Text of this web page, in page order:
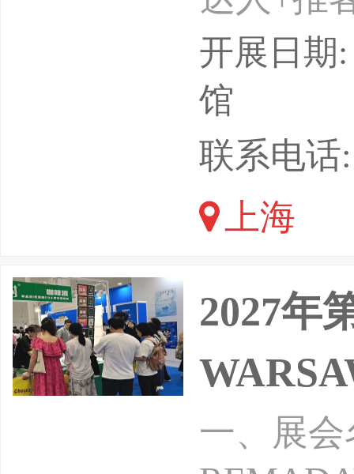
24-26日
会介绍
十四届
届展会
业，
开展日期
馆
联系电话
上海
2027年
一、展会